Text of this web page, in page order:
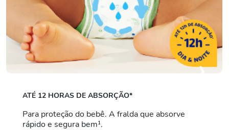
ATÉ 12 HORAS DE ABSORÇÃO*
Para proteção do bebê. A fralda que absorve
rápido e segura bem¹.
›